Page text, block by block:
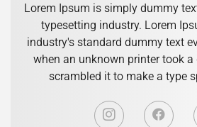
Lorem Ipsum is simply dummy
typesetting industry. Lorem
industry's standard dummy text
when an unknown printer took
scrambled it to make a type